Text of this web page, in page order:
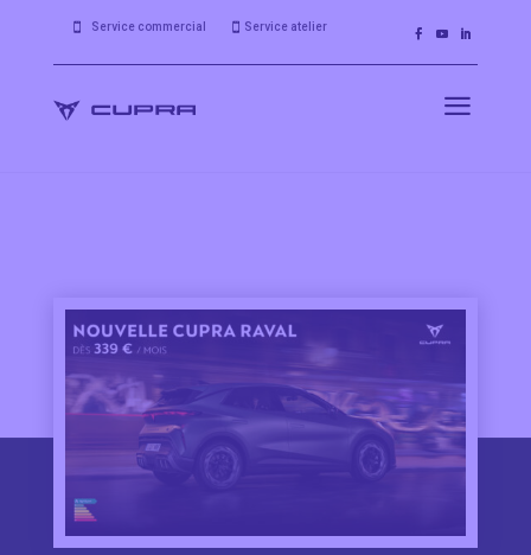
 Service commercial  Service atelier
a